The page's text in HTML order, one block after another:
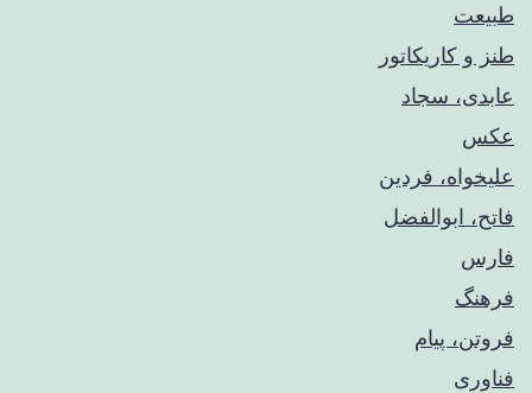
طبیعت
طنز و کاریکاتور
عابدی، سجاد
عکس
علیخواه، فردین
فاتح، ابوالفضل
فارس
فرهنگ
فروتن، پیام
فناوری